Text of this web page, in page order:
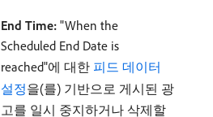
End Time: "When the
Scheduled End Date is
reached"에 대한 피드 데이터
설정을(를) 기반으로 게시된 광
고를 일시 중지하거나 삭제할